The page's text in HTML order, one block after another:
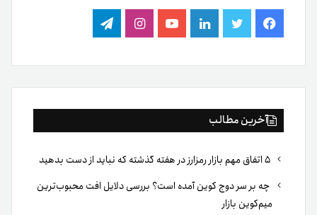
فیس
بوک
توییتر لینکدینیوتیوباینستاگرام
تلگرام
آخرین مطالب
چه بر سر دوج کوین آمده است؟ بررسی دلایل افت محبوب‌ترین
میم‌کوین بازار